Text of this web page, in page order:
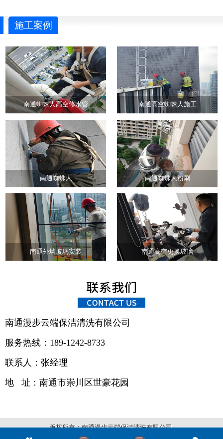
施工案例
南通蜘蛛人高空修水管 南通高空蜘蛛人施工
南通蜘蛛人 南通蜘蛛人粉刷
南通外墙玻璃安装 南通高空更换玻璃
南通漫步云端保洁清洗有限公司
服务热线：189-1242-8733
联系人：张经理
地 址： 南通市崇川区世豪花园
版权所有：南通漫步云端保洁清洗有限公司